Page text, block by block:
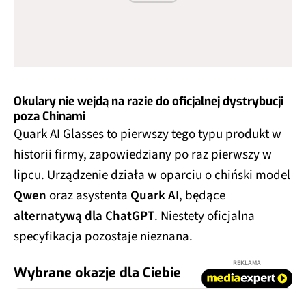
Okulary nie wejdą na razie do oficjalnej dystrybucji
poza Chinami
Quark AI Glasses to pierwszy tego typu produkt w
historii firmy, zapowiedziany po raz pierwszy w
lipcu. Urządzenie działa w oparciu o chiński model
Qwenoraz asystenta Quark AI, będące
alternatywą dla ChatGPT. Niestety oficjalna
specyfikacja pozostaje nieznana.
Wybrane okazje dla Ciebie
REKLAMA